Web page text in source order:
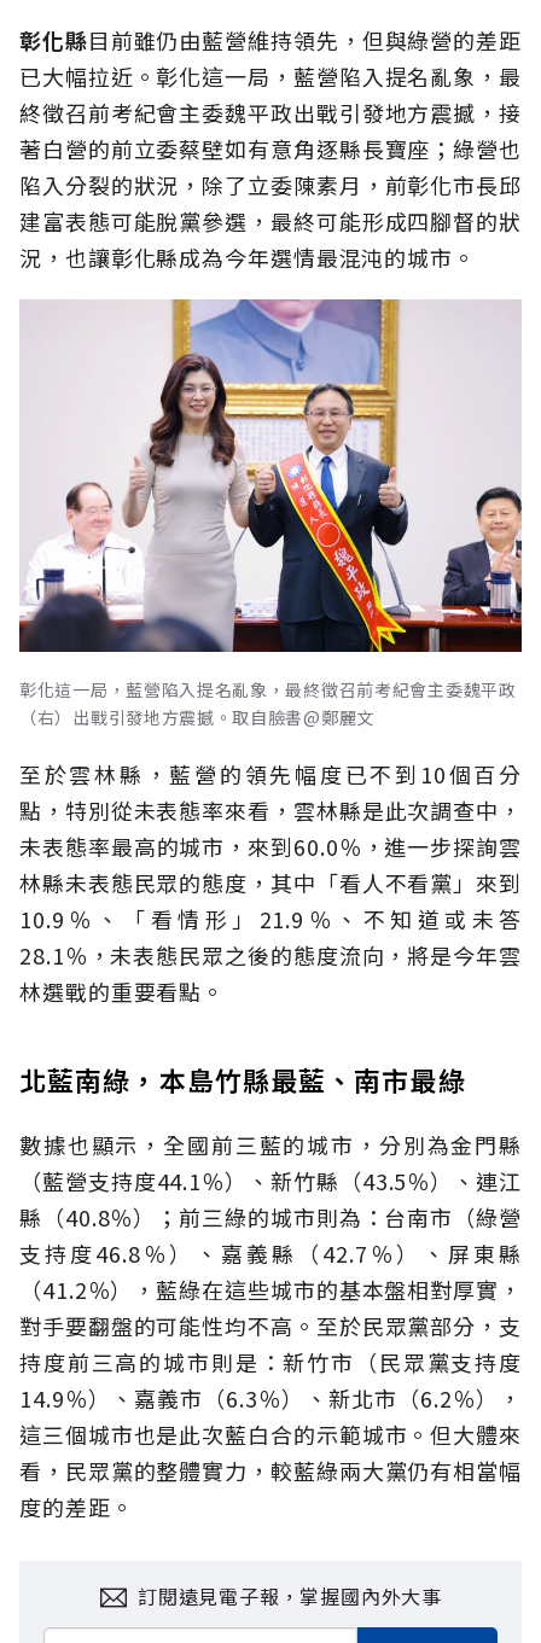
彰化縣目前雖仍由藍營維持領先，但與綠營的差距
已大幅拉近。彰化這一局，藍營陷入提名亂象，最
終徵召前考紀會主委魏平政出戰引發地方震撼，接
著白營的前立委蔡壁如有意角逐縣長寶座；綠營也
陷入分裂的狀況，除了立委陳素月，前彰化市長邱
建富表態可能脫黨參選，最終可能形成四腳督的狀
況，也讓彰化縣成為今年選情最混沌的城市。
彰化這一局，藍營陷入提名亂象，最終徵召前考紀會主委魏平政
（右）出戰引發地方震撼。取自臉書@鄭麗文
至於雲林縣，藍營的領先幅度已不到10個百分
點，特別從未表態率來看，雲林縣是此次調查中，
未表態率最高的城市，來到60.0％，進一步探詢雲
林縣未表態民眾的態度，其中「看人不看黨」來到
10.9％、「看情形」21.9％、不知道或未答
28.1％，未表態民眾之後的態度流向，將是今年雲
林選戰的重要看點。
北藍南綠，本島竹縣最藍、南市最綠
數據也顯示，全國前三藍的城市，分別為金門縣
（藍營支持度44.1％）、新竹縣（43.5％）、連江
縣（40.8％）；前三綠的城市則為：台南市（綠營
支持度46.8％）、嘉義縣（42.7％）、屏東縣
（41.2％），藍綠在這些城市的基本盤相對厚實，
對手要翻盤的可能性均不高。至於民眾黨部分，支
持度前三高的城市則是：新竹市（民眾黨支持度
14.9％）、嘉義市（6.3％）、新北市（6.2％），
這三個城市也是此次藍白合的示範城市。但大體來
看，民眾黨的整體實力，較藍綠兩大黨仍有相當幅
度的差距。
訂閱遠見電子報，掌握國內外大事